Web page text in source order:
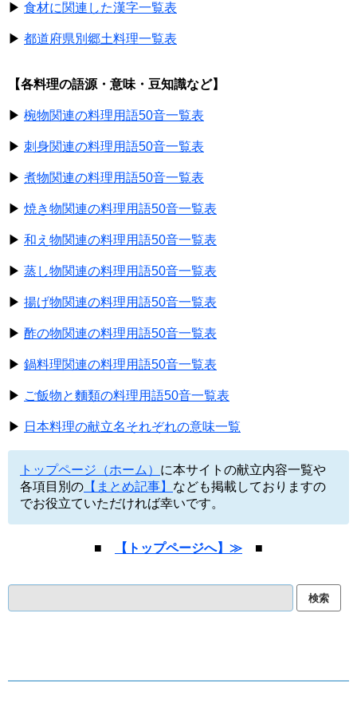
▶ 食材に関連した漢字一覧表
▶ 都道府県別郷土料理一覧表
【各料理の語源・意味・豆知識など】
▶ 椀物関連の料理用語50音一覧表
▶ 刺身関連の料理用語50音一覧表
▶ 煮物関連の料理用語50音一覧表
▶ 焼き物関連の料理用語50音一覧表
▶ 和え物関連の料理用語50音一覧表
▶ 蒸し物関連の料理用語50音一覧表
▶ 揚げ物関連の料理用語50音一覧表
▶ 酢の物関連の料理用語50音一覧表
▶ 鍋料理関連の料理用語50音一覧表
▶ ご飯物と麵類の料理用語50音一覧表
▶ 日本料理の献立名それぞれの意味一覧
トップページ（ホーム） に本サイトの献立内容一覧や
各項目別の 【まとめ記事】 なども掲載しておりますの
でお役立ていただければ幸いです。
■ 【トップページへ】≫ ■